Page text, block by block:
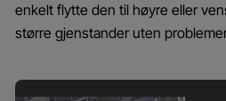
enkelt flytte den til høyre eller
større gjenstander uten